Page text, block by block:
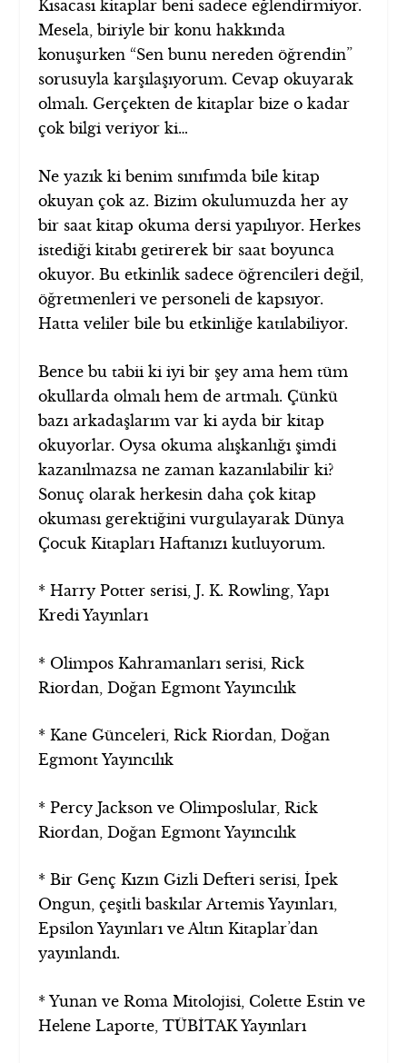
Kısacası kitaplar beni sadece eğlendirmiyor.
Mesela, biriyle bir konu hakkında
konuşurken “Sen bunu nereden öğrendin”
sorusuyla karşılaşıyorum. Cevap okuyarak
olmalı. Gerçekten de kitaplar bize o kadar
çok bilgi veriyor ki…
Ne yazık ki benim sınıfımda bile kitap
okuyan çok az. Bizim okulumuzda her ay
bir saat kitap okuma dersi yapılıyor. Herkes
istediği kitabı getirerek bir saat boyunca
okuyor. Bu etkinlik sadece öğrencileri değil,
öğretmenleri ve personeli de kapsıyor.
Hatta veliler bile bu etkinliğe katılabiliyor.
Bence bu tabii ki iyi bir şey ama hem tüm
okullarda olmalı hem de artmalı. Çünkü
bazı arkadaşlarım var ki ayda bir kitap
okuyorlar. Oysa okuma alışkanlığı şimdi
kazanılmazsa ne zaman kazanılabilir ki?
Sonuç olarak herkesin daha çok kitap
okuması gerektiğini vurgulayarak Dünya
Çocuk Kitapları Haftanızı kutluyorum.
* Harry Potter serisi, J. K. Rowling, Yapı
Kredi Yayınları
* Olimpos Kahramanları serisi, Rick
Riordan, Doğan Egmont Yayıncılık
* Kane Günceleri, Rick Riordan, Doğan
Egmont Yayıncılık
* Percy Jackson ve Olimposlular, Rick
Riordan, Doğan Egmont Yayıncılık
* Bir Genç Kızın Gizli Defteri serisi, İpek
Ongun, çeşitli baskılar Artemis Yayınları,
Epsilon Yayınları ve Altın Kitaplar’dan
yayınlandı.
* Yunan ve Roma Mitolojisi, Colette Estin ve
Helene Laporte, TÜBİTAK Yayınları